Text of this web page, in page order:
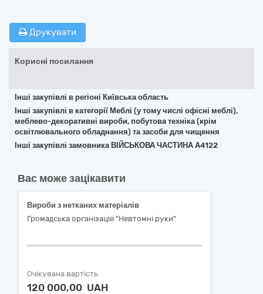
Друкувати
Корисні посилання
Інші закупівлі в регіоні Київська область
Інші закупівлі в категорії Меблі (у тому числі офісні меблі),
меблево-декоративні вироби, побутова техніка (крім
освітлювального обладнання) та засоби для чищення
Інші закупівлі замовника ВІЙСЬКОВА ЧАСТИНА А4122
Вас може зацікавити
Вироби з нетканих матеріалів
Громадська організація "Невтомні руки"
Очікувана вартість
120 000,00 UAH